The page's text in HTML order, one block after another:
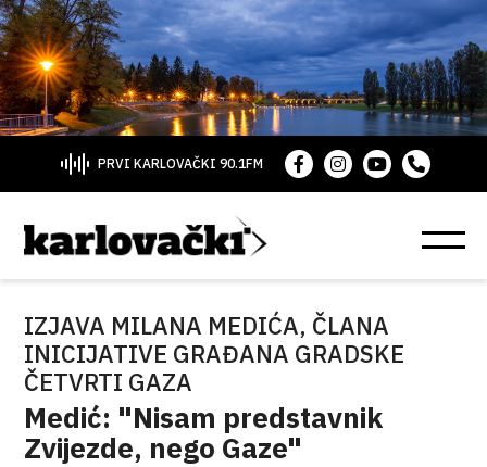
PRVI KARLOVAČKI 90.1FM
IZJAVA MILANA MEDIĆA, ČLANA
INICIJATIVE GRAĐANA GRADSKE
ČETVRTI GAZA
Medić: "Nisam predstavnik
Zvijezde, nego Gaze"